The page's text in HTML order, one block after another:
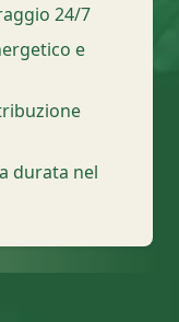
24/7
e
durata nel